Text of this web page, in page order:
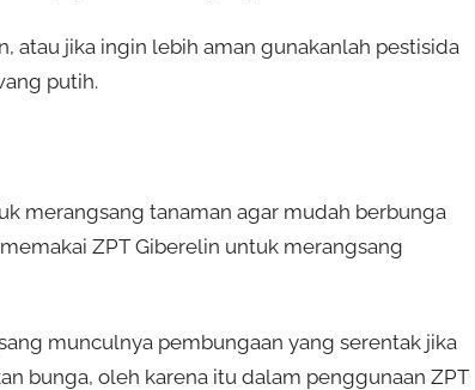
atau jika ingin lebih aman gunakanlah pestisida
putih.
merangsang tanaman agar mudah berbunga
ZPT Giberelin untuk merangsang
munculnya pembungaan yang serentak jika
bunga, oleh karena itu dalam penggunaan ZPT